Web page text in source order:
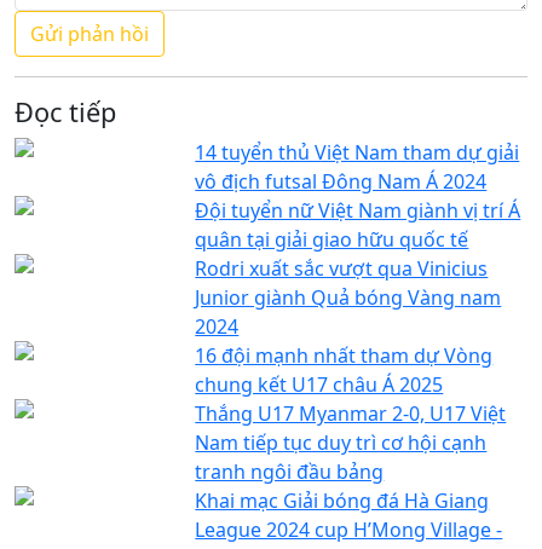
Đọc tiếp
14 tuyển thủ Việt Nam tham dự giải
vô địch futsal Đông Nam Á 2024
Đội tuyển nữ Việt Nam giành vị trí Á
quân tại giải giao hữu quốc tế
Rodri xuất sắc vượt qua Vinicius
Junior giành Quả bóng Vàng nam
2024
16 đội mạnh nhất tham dự Vòng
chung kết U17 châu Á 2025
Thắng U17 Myanmar 2-0, U17 Việt
Nam tiếp tục duy trì cơ hội cạnh
tranh ngôi đầu bảng
Khai mạc Giải bóng đá Hà Giang
League 2024 cup H’Mong Village -